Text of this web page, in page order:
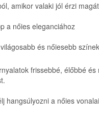
amikor valaki jól érzi
a nőies eleganciához
és nőiesebb
frissebbé, élőbbé
hangsúlyozni a nőies